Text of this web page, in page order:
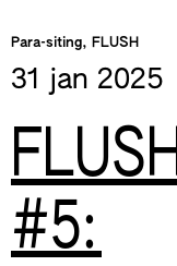
Para-siting, FLUSH
31 jan 2025
#5: